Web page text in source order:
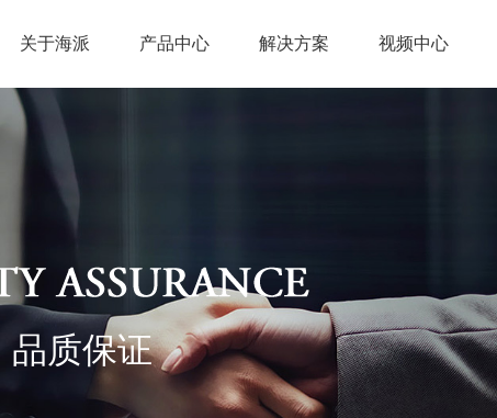
关于海派 产品中心 解决方案 视频中心
品质保证